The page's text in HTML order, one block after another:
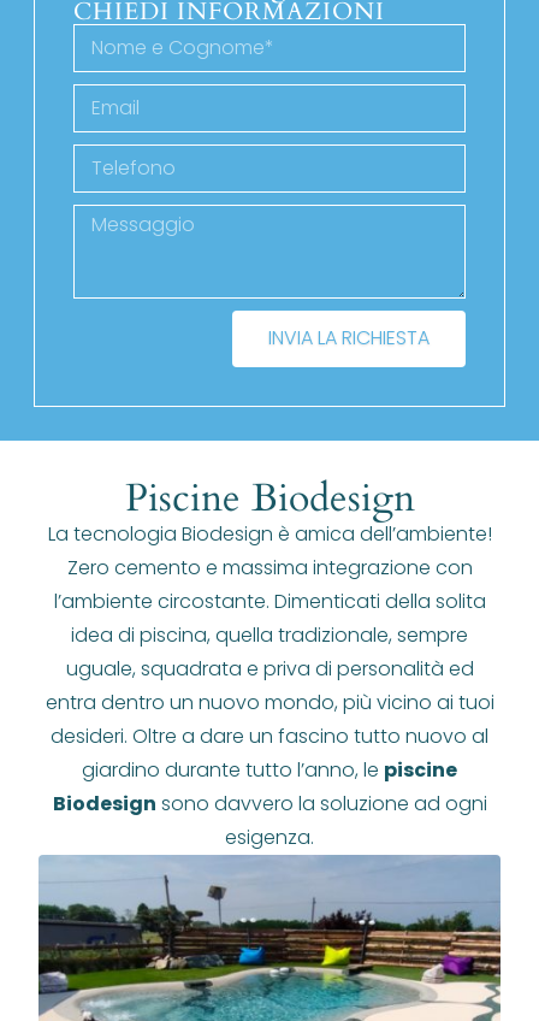
CHIEDI INFORMAZIONI
INVIA LA RICHIESTA
Piscine Biodesign
La tecnologia Biodesign è amica dell’ambiente!
Zero cemento e massima integrazione con
l’ambiente circostante. Dimenticati della solita
idea di piscina, quella tradizionale, sempre
uguale, squadrata e priva di personalità ed
entra dentro un nuovo mondo, più vicino ai tuoi
desideri. Oltre a dare un fascino tutto nuovo al
giardino durante tutto l’anno, le piscine
Biodesign sono davvero la soluzione ad ogni
esigenza.